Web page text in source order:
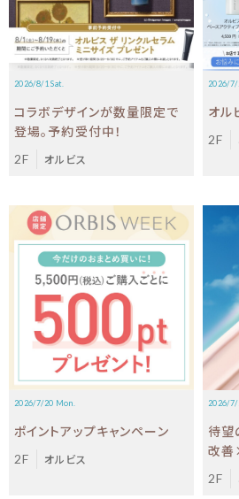
2026/8/1 Sat.
コラボデザインが数量限定で
登場。予約受付中！
2F オルビス
2026/7/
オル
2F
2026/7/20 Mon.
ポイントアップキャンペーン
2F オルビス
2026/7/
待望
改善
抑え
2F